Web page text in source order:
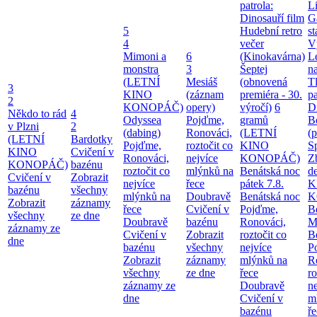
3
2
Někdo to rád
v Plzni
(LETNÍ
KINO
KONOPÁČ)
Cvičení v
bazénu
Zobrazit
všechny
záznamy ze
dne
4
2
Bardotky
Cvičení v
bazénu
Zobrazit
všechny
záznamy
ze dne
5
4
Mimoni a
monstra
(LETNÍ
KINO
KONOPÁČ)
Odyssea
(dabing)
Pojďme,
Ronováci,
roztočit co
nejvíce
mlýnků na
řece
Doubravě
Cvičení v
bazénu
Zobrazit
všechny
záznamy ze
dne
6
3
Mesiáš
(záznam
opery)
Pojďme,
Ronováci,
roztočit co
nejvíce
mlýnků na
řece
Doubravě
Cvičení v
bazénu
Zobrazit
všechny
záznamy
ze dne
patrola:
Dinosauří film
Hudební retro
večer
(Kinokavárna)
Šeptej
(obnovená
premiéra - 30.
výročí) 6
gramů
(LETNÍ
KINO
KONOPÁČ)
Benátská noc
pátek 7.8.
Benátská noc
Pojďme,
Ronováci,
roztočit co
nejvíce
mlýnků na
řece
Doubravě
Cvičení v
bazénu